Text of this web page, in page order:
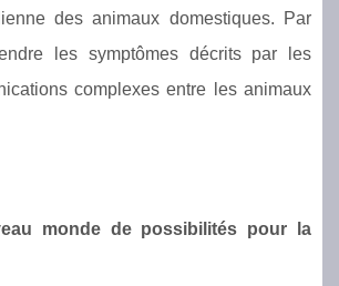
des animaux domestiques. Par
les symptômes décrits par les
complexes entre les animaux
monde de possibilités pour la